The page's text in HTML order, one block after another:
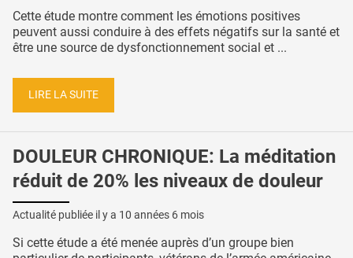
Cette étude montre comment les émotions positives
peuvent aussi conduire à des effets négatifs sur la santé et
être une source de dysfonctionnement social et ...
LIRE LA SUITE
DOULEUR CHRONIQUE: La méditation
réduit de 20% les niveaux de douleur
Actualité publiée il y a 10 années 6 mois
Si cette étude a été menée auprès d’un groupe bien